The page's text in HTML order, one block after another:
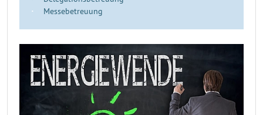
Messebetreuung